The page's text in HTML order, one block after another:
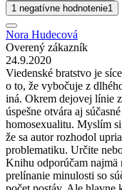
1 negatívne hodnotenie1
Nora Hudecová
Overený zákazník
24.9.2020
Viedenské bratstvo je
o to, že vybočuje z
iná. Okrem dejovej línie
úspešne otvára aj
homosexualitu. Myslím
že sa autor rozhodol
problematiku. Určite
Knihu odporúčam
prelínanie minulosti so